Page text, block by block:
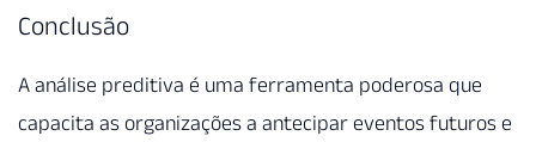
Conclusão
A análise preditiva é uma ferramenta poderosa que
capacita as organizações a antecipar eventos futuros e